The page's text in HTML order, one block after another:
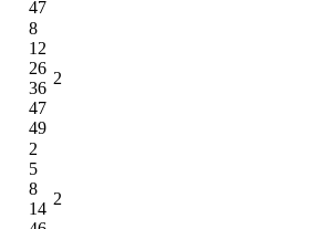
47
8
12
26
36
47
49
2
2
5
8
14
2